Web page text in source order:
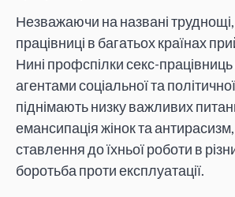
Незважаючи на названі труднощі,
працівниці в багатьох країнах
Нині профспілки секс-
агентами соціальної та
піднімають низку важливих
емансипація жінок та
ставлення до їхньої роботи в
боротьба проти експлуатації.